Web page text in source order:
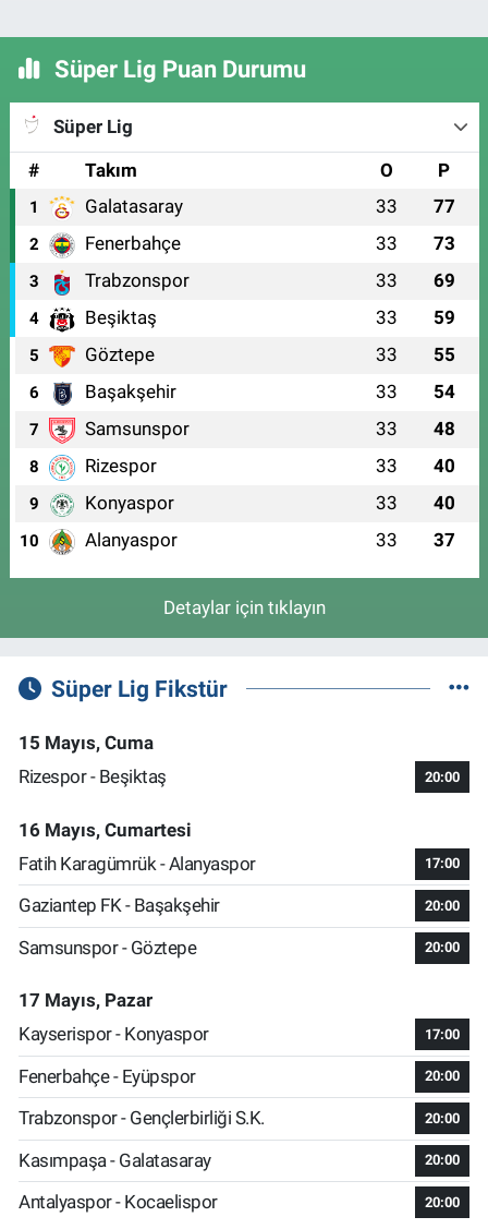
Süper Lig Puan Durumu
Süper Lig
#
Takım O P
1 Galatasaray 33 77
2 Fenerbahçe 33 73
3 Trabzonspor 33 69
4 Beşiktaş 33 59
5 Göztepe 33 55
6 Başakşehir 33 54
7 Samsunspor 33 48
8 Rizespor 33 40
9 Konyaspor 33 40
10 Alanyaspor 33 37
Detaylar için tıklayın
Süper Lig Fikstür
15 Mayıs, Cuma
Rizespor - Beşiktaş
20:00
16 Mayıs, Cumartesi
Fatih Karagümrük - Alanyaspor
17:00
Gaziantep FK - Başakşehir 20:00
Samsunspor - Göztepe 20:00
17 Mayıs, Pazar
Kayserispor - Konyaspor
17:00
Fenerbahçe - Eyüpspor 20:00
Trabzonspor - Gençlerbirliği S.K. 20:00
Kasımpaşa - Galatasaray 20:00
Antalyaspor - Kocaelispor 20:00